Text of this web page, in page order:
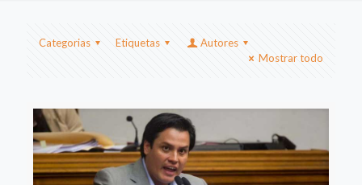
Categorias Etiquetas
Autores
Mostrar todo